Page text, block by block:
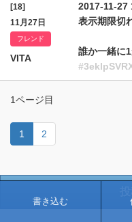
[18]
11月27日
フレンド
VITA
2017-11-27
表示期限切
誰か一緒に
1ページ目
1 2
書き込む